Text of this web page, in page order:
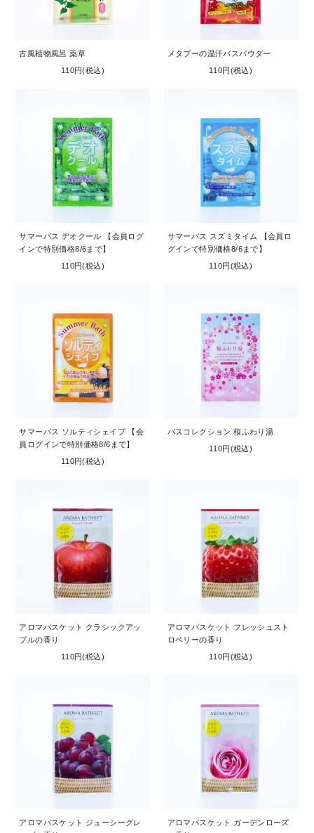
古風植物風呂 薬草
110円(税込)
メタブーの温汗バスパウダー
110円(税込)
サマーバス デオクール 【会員ログ
インで特別価格8/6まで】
110円(税込)
サマーバス スズミタイム 【会員ロ
グインで特別価格8/6まで】
110円(税込)
サマーバス ソルティシェイプ 【会
員ログインで特別価格8/6まで】
110円(税込)
バスコレクション 桜ふわり湯
110円(税込)
アロマバスケット クラシックアッ
プルの香り
110円(税込)
アロマバスケット フレッシュスト
ロベリーの香り
110円(税込)
アロマバスケット ジューシーグレ
アロマバスケット ガーデンローズ